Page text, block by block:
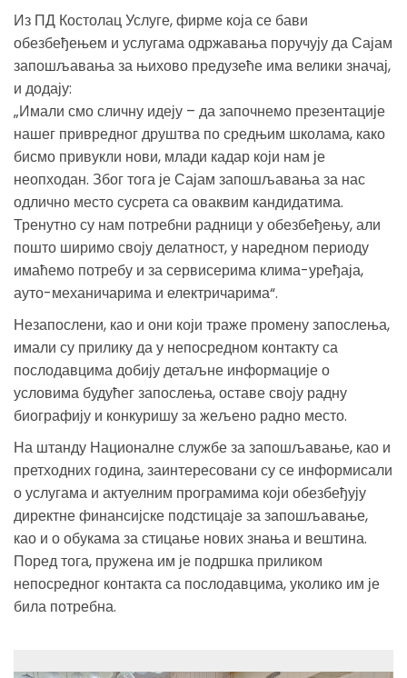
Из ПД Костолац Услуге, фирме која се бави
обезбеђењем и услугама одржавања поручују да Сајам
запошљавања за њихово предузеће има велики значај,
и додају:
„Имали смо сличну идеју – да започнемо презентације
нашег привредног друштва по средњим школама, како
бисмо привукли нови, млади кадар који нам је
неопходан. Због тога је Сајам запошљавања за нас
одлично место сусрета са оваквим кандидатима.
Тренутно су нам потребни радници у обезбеђењу, али
пошто ширимо своју делатност, у наредном периоду
имаћемо потребу и за сервисерима клима-уређаја,
ауто-механичарима и електричарима“.
Незапослени, као и они који траже промену запослења,
имали су прилику да у непосредном контакту са
послодавцима добију детаљне информације о
условима будућег запослења, оставе своју радну
биографију и конкуришу за жељено радно место.
На штанду Националне службе за запошљавање, као и
претходних година, заинтересовани су се информисали
о услугама и актуелним програмима који обезбеђују
директне финансијске подстицаје за запошљавање,
као и о обукама за стицање нових знања и вештина.
Поред тога, пружена им је подршка приликом
непосредног контакта са послодавцима, уколико им је
била потребна.